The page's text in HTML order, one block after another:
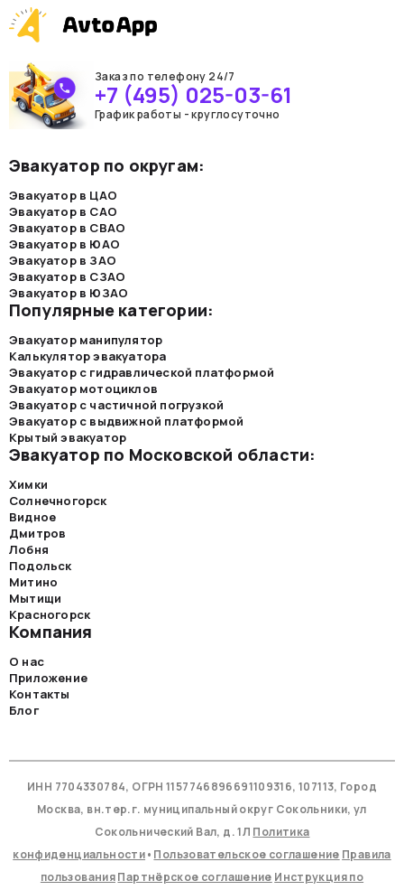
Заказ по телефону 24/7
+7 (495) 025-03-61
График работы - круглосуточно
Эвакуатор по округам:
Эвакуатор в ЦАО
Эвакуатор в САО
Эвакуатор в СВАО
Эвакуатор в ЮАО
Эвакуатор в ЗАО
Эвакуатор в СЗАО
Эвакуатор в ЮЗАО
Популярные категории:
Эвакуатор манипулятор
Калькулятор эвакуатора
Эвакуатор с гидравлической платформой
Эвакуатор мотоциклов
Эвакуатор с частичной погрузкой
Эвакуатор с выдвижной платформой
Крытый эвакуатор
Эвакуатор по Московской области:
Химки
Солнечногорск
Видное
Дмитров
Лобня
Подольск
Митино
Мытищи
Красногорск
Компания
О нас
Приложение
Контакты
Блог
ИНН 7704330784, ОГРН 1157746896691109316, 107113, Город
Москва, вн.тер.г. муниципальный округ Сокольники, ул
Сокольнический Вал, д. 1Л Политика
конфиденциальности• Пользовательское соглашение Правила
пользованияПартнёрское соглашение Инструкция по